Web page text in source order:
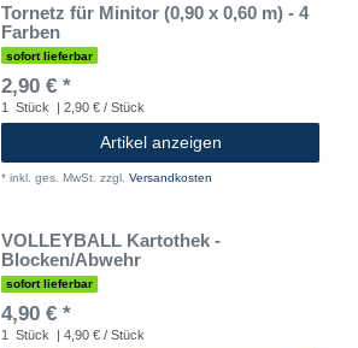
Tornetz für Minitor (0,90 x 0,60 m) - 4
Farben
sofort lieferbar
2,90 € *
1 Stück | 2,90 € / Stück
Artikel anzeigen
* inkl. ges. MwSt. zzgl. Versandkosten
VOLLEYBALL Kartothek -
Blocken/Abwehr
sofort lieferbar
4,90 € *
1 Stück | 4,90 € / Stück